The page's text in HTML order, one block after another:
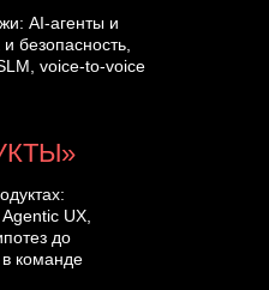
UX,
до
команде
AI-агенты и
безопасность,
voice-to-voice